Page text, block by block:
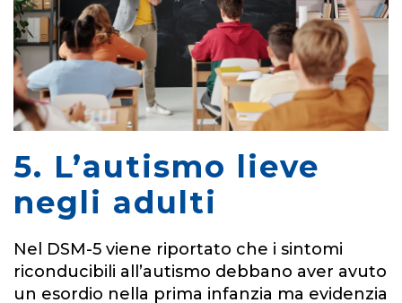
5. L’autismo lieve
negli adulti
Nel DSM-5 viene riportato che i sintomi
riconducibili all’autismo debbano aver avuto
un esordio nella prima infanzia ma evidenzia